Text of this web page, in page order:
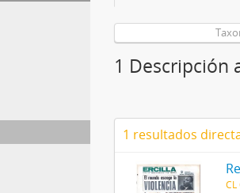
1 Descripción
1 resultados
CL